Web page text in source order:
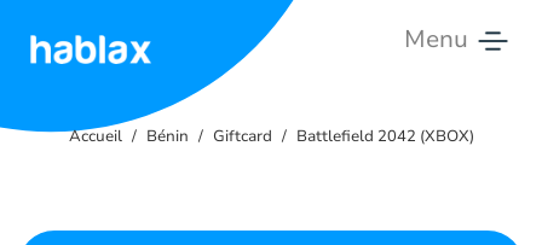
Menu
Tarifs
Accueil Bénin Giftcard Battlefield 2042 (XBOX)